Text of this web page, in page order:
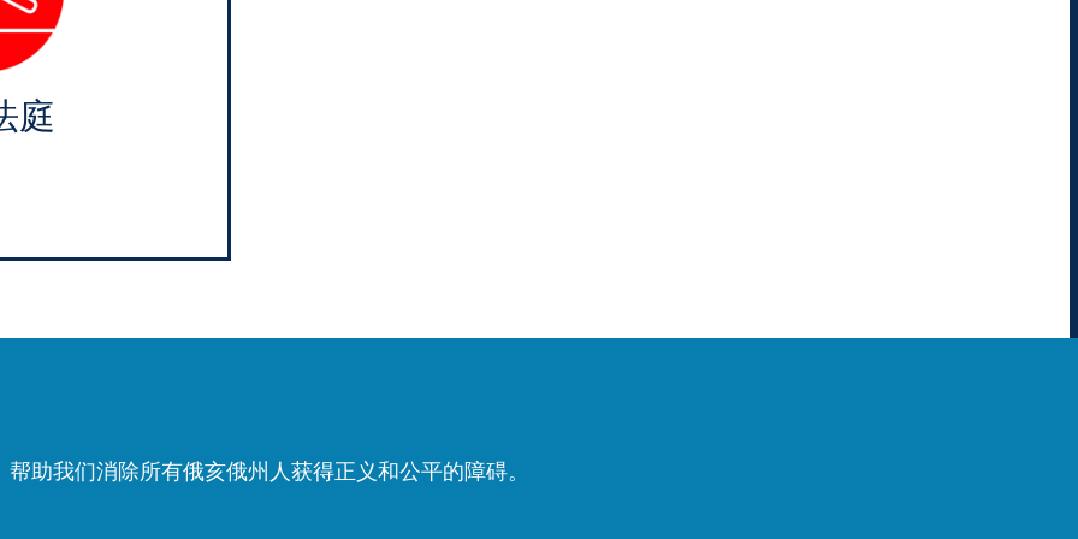
庭
帮助我们消除所有俄亥俄州人获得正义和公平的障碍。